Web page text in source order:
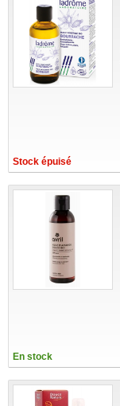
Stock épuisé
En stock